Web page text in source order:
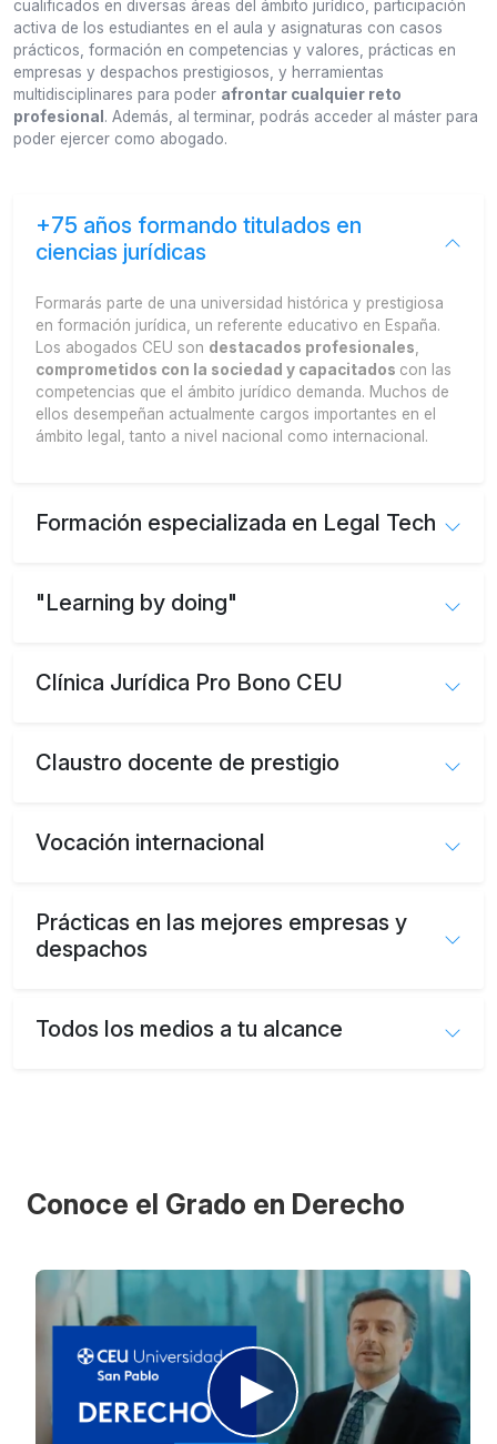
cualificados en diversas áreas del ámbito jurídico, participación
activa de los estudiantes en el aula y asignaturas con casos
prácticos, formación en competencias y valores, prácticas en
empresas y despachos prestigiosos, y herramientas
multidisciplinares para poder afrontar cualquier reto
profesional . Además, al terminar, podrás acceder al máster para
poder ejercer como abogado.
+75 años formando titulados en
ciencias jurídicas
Formarás parte de una universidad histórica y prestigiosa
en formación jurídica, un referente educativo en España.
Los abogados CEU son destacados profesionales
comprometidos con la sociedad y capacitados con las
competencias que el ámbito jurídico demanda. Muchos de
ellos desempeñan actualmente cargos importantes en el
ámbito legal, tanto a nivel nacional como internacional.
Formación especializada en Legal Tech
"Learning by doing"
Clínica Jurídica Pro Bono CEU
Claustro docente de prestigio
Vocación internacional
Prácticas en las mejores empresas y
despachos
Todos los medios a tu alcance
Conoce el Grado en Derecho